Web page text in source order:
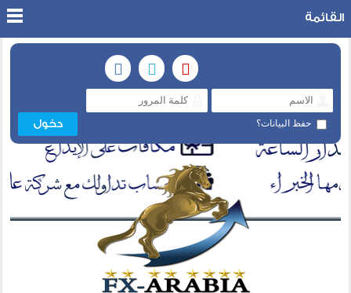
حفظ البيانات؟
القائمة